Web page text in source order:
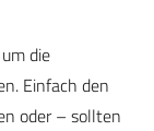
die
Einfach den
oder – sollten